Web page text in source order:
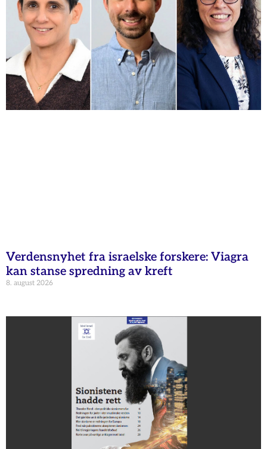
Verdensnyhet fra israelske forskere: Viagra
kan stanse spredning av kreft
8. august 2026